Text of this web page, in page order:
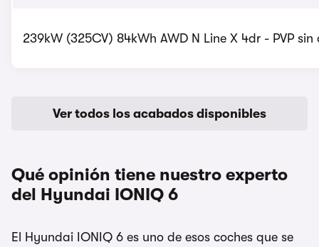
239kW (325CV) 84kWh AWD N Line X 4dr - PVP
Ver todos los acabados disponibles
Qué opinión tiene nuestro experto
del Hyundai IONIQ 6
El Hyundai IONIQ 6 es uno de esos coches que se